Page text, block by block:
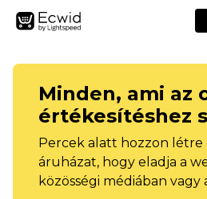
Minden, ami az
értékesítéshez
Percek alatt hozzon létre
áruházat, hogy eladja a
közösségi médiában vagy